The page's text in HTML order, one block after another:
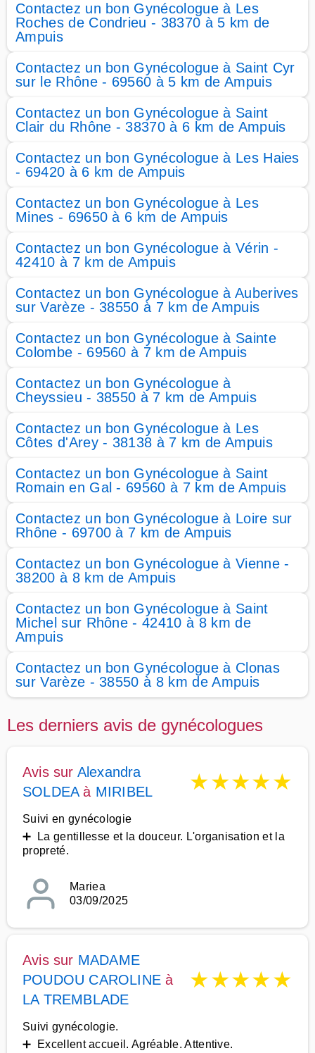
Contactez un bon Gynécologue à Les
Roches de Condrieu - 38370 à 5 km de
Ampuis
Contactez un bon Gynécologue à Saint Cyr
sur le Rhône - 69560 à 5 km de Ampuis
Contactez un bon Gynécologue à Saint
Clair du Rhône - 38370 à 6 km de Ampuis
Contactez un bon Gynécologue à Les Haies
- 69420 à 6 km de Ampuis
Contactez un bon Gynécologue à Les
Mines - 69650 à 6 km de Ampuis
Contactez un bon Gynécologue à Vérin -
42410 à 7 km de Ampuis
Contactez un bon Gynécologue à Auberives
sur Varèze - 38550 à 7 km de Ampuis
Contactez un bon Gynécologue à Sainte
Colombe - 69560 à 7 km de Ampuis
Contactez un bon Gynécologue à
Cheyssieu - 38550 à 7 km de Ampuis
Contactez un bon Gynécologue à Les
Côtes d'Arey - 38138 à 7 km de Ampuis
Contactez un bon Gynécologue à Saint
Romain en Gal - 69560 à 7 km de Ampuis
Contactez un bon Gynécologue à Loire sur
Rhône - 69700 à 7 km de Ampuis
Contactez un bon Gynécologue à Vienne -
38200 à 8 km de Ampuis
Contactez un bon Gynécologue à Saint
Michel sur Rhône - 42410 à 8 km de
Ampuis
Contactez un bon Gynécologue à Clonas
sur Varèze - 38550 à 8 km de Ampuis
Les derniers avis de gynécologues
Avis sur Alexandra
SOLDEAà MIRIBEL ★★★★★
Suivi en gynécologie
➕ La gentillesse et la douceur. L'organisation et la
propreté.
Mariea
03/09/2025
Avis sur MADAME
POUDOU CAROLINE à
LA TREMBLADE
★★★★★
Suivi gynécologie.
➕ Excellent accueil. Agréable. Attentive.